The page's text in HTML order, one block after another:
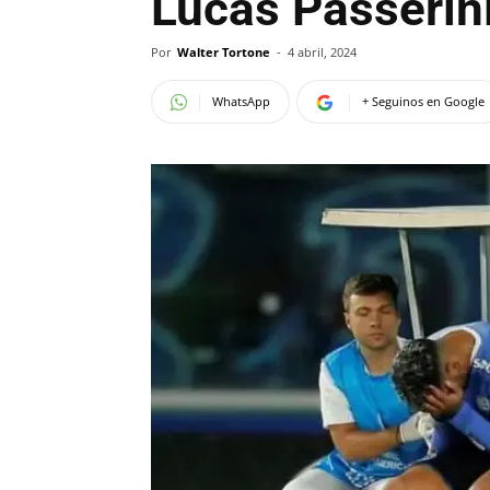
Por Walter Tortone - 4 abril, 2024
WhatsApp + Seguinos en Google